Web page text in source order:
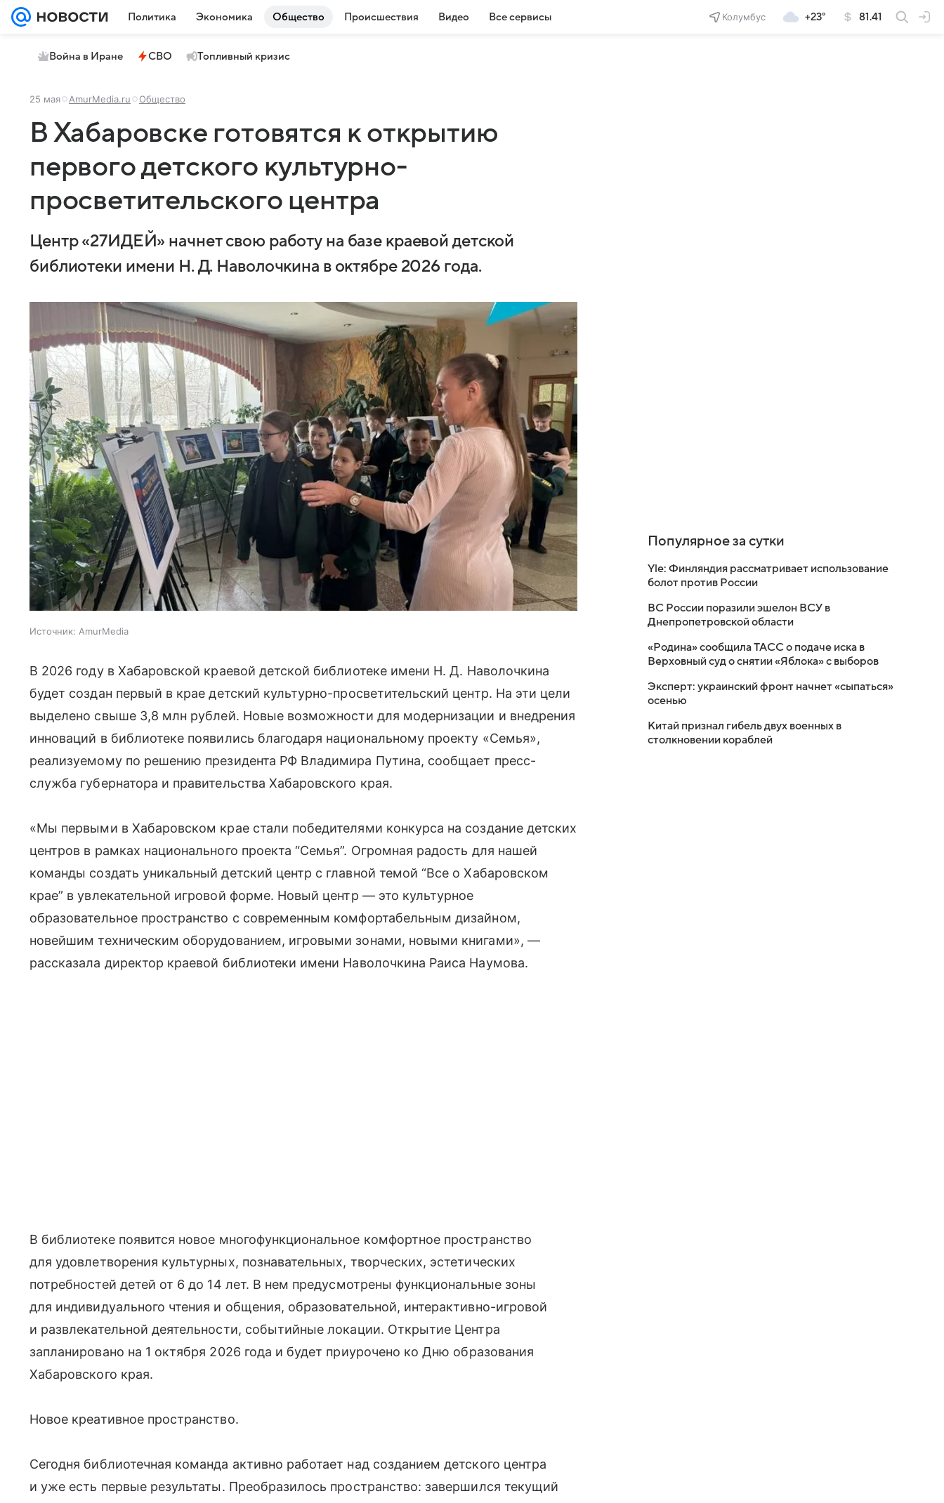
Политика Экономика Общество Происшествия Видео Все сервисы Колумбус +23° 81.41
Война в Иране СВО Топливный кризис
25 мая AmurMedia.ru Общество
В Хабаровске готовятся к открытию
первого детского культурно-
просветительского центра
Центр «27ИДЕЙ» начнет свою работу на базе краевой детской
библиотеки имени Н. Д. Наволочкина в октябре 2026 года.
Источник: AmurMedia
В 2026 году в Хабаровской краевой детской библиотеке имени Н. Д. Наволочкина
будет создан первый в крае детский культурно-просветительский центр. На эти цели
выделено свыше 3,8 млн рублей. Новые возможности для модернизации и внедрения
инноваций в библиотеке появились благодаря национальному проекту «Семья»,
реализуемому по решению президента РФ Владимира Путина, сообщает пресс-
служба губернатора и правительства Хабаровского края.
«Мы первыми в Хабаровском крае стали победителями конкурса на создание детских
центров в рамках национального проекта “Семья”. Огромная радость для нашей
команды создать уникальный детский центр с главной темой “Все о Хабаровском
крае” в увлекательной игровой форме. Новый центр — это культурное
образовательное пространство с современным комфортабельным дизайном,
новейшим техническим оборудованием, игровыми зонами, новыми книгами», —
рассказала директор краевой библиотеки имени Наволочкина Раиса Наумова.
В библиотеке появится новое многофункциональное комфортное пространство
для удовлетворения культурных, познавательных, творческих, эстетических
потребностей детей от 6 до 14 лет. В нем предусмотрены функциональные зоны
для индивидуального чтения и общения, образовательной, интерактивно-игровой
и развлекательной деятельности, событийные локации. Открытие Центра
запланировано на 1 октября 2026 года и будет приурочено ко Дню образования
Хабаровского края.
Новое креативное пространство.
Сегодня библиотечная команда активно работает над созданием детского центра
и уже есть первые результаты. Преобразилось пространство: завершился текущий
Популярное за сутки
Yle: Финляндия рассматривает использование
болот против России
ВС России поразили эшелон ВСУ в
Днепропетровской области
«Родина» сообщила ТАСС о подаче иска в
Верховный суд о снятии «Яблока» с выборов
Эксперт: украинский фронт начнет «сыпаться»
осенью
Китай признал гибель двух военных в
столкновении кораблей